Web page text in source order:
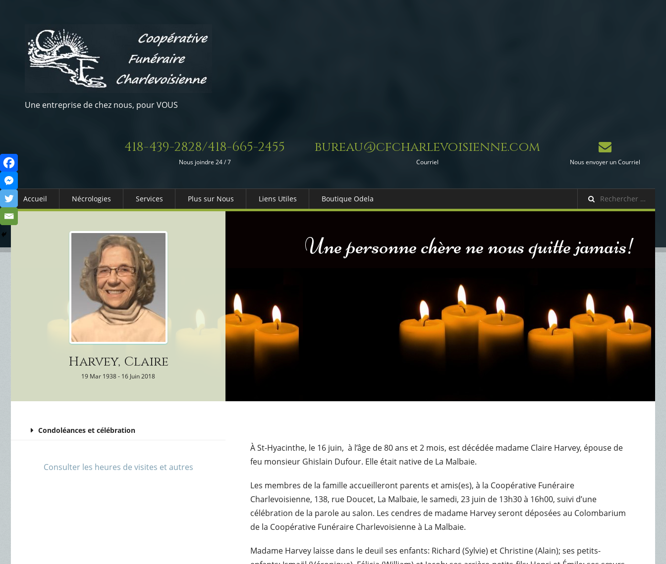
Une entreprise de chez nous, pour VOUS
418-439-2828/418-665-2455
Nous joindre 24 / 7
bureau@cfcharlevoisienne.com
Courriel Nous envoyer un Courriel
Accueil Nécrologies Services
Columbarium
Services Funéraires
Plus sur Nous Liens Utiles
Services Gouv. et Autres
Boutique Odela
Harvey, Claire
19 Mar 1938 - 16 Juin 2018
Une personne chère ne nous quitte jamais!
Condoléances et célébration
Consulter les heures de visites et autres
À St-Hyacinthe, le 16 juin, à l’âge de 80 ans et 2 mois, est décédée madame Claire Harvey, épouse de
feu monsieur Ghislain Dufour. Elle était native de La Malbaie.
Les membres de la famille accueilleront parents et amis(es), à la Coopérative Funéraire
Charlevoisienne, 138, rue Doucet, La Malbaie, le samedi, 23 juin de 13h30 à 16h00, suivi d’une
célébration de la parole au salon. Les cendres de madame Harvey seront déposées au Colombarium
de la Coopérative Funéraire Charlevoisienne à La Malbaie.
Madame Harvey laisse dans le deuil ses enfants: Richard (Sylvie) et Christine (Alain); ses petits-